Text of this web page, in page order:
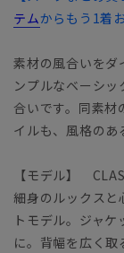
テムからもう1着
素材の風合いをダ
ンプルなベーシ
合いです。同素材
イルも、風格の
【モデル】
細身のルックスと
トモデル。ジャ
に。背幅を広く